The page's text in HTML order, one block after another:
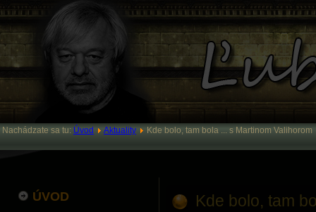
Nachádzate sa tu: Úvod Aktuality Kde bolo, tam bola ... s Martinom Valihorom
ÚVOD Kde bolo, tam